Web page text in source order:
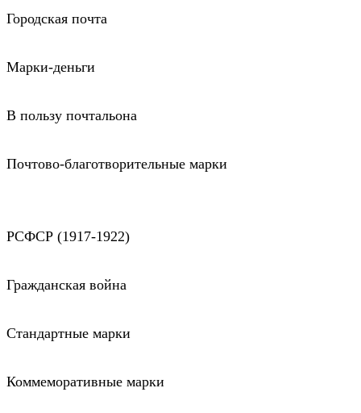
Городская почта
Марки-деньги
В пользу почтальона
Почтово-благотворительные марки
РСФСР (1917-1922)
Гражданская война
Стандартные марки
Коммеморативные марки